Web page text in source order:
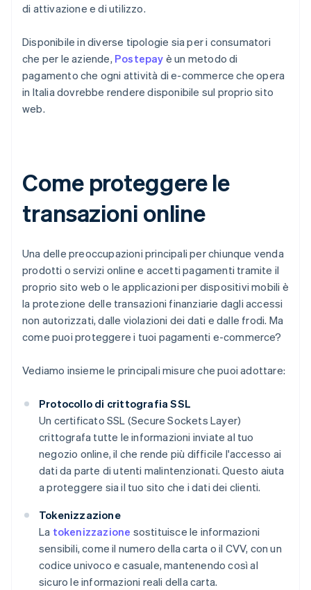
di attivazione e di utilizzo.
Disponibile in diverse tipologie sia per i consumatori
che per le aziende, Postepay è un metodo di
pagamento che ogni attività di e-commerce che opera
in Italia dovrebbe rendere disponibile sul proprio sito
web.
Come proteggere le
transazioni online
Una delle preoccupazioni principali per chiunque venda
prodotti o servizi online e accetti pagamenti tramite il
proprio sito web o le applicazioni per dispositivi mobili è
la protezione delle transazioni finanziarie dagli accessi
non autorizzati, dalle violazioni dei dati e dalle frodi. Ma
come puoi proteggere i tuoi pagamenti e-commerce?
Vediamo insieme le principali misure che puoi adottare:
Protocollo di crittografia SSL
Un certificato SSL (Secure Sockets Layer)
crittografa tutte le informazioni inviate al tuo
negozio online, il che rende più difficile l'accesso ai
dati da parte di utenti malintenzionati. Questo aiuta
a proteggere sia il tuo sito che i dati dei clienti.
Tokenizzazione
La tokenizzazione sostituisce le informazioni
sensibili, come il numero della carta o il CVV, con un
codice univoco e casuale, mantenendo così al
sicuro le informazioni reali della carta.